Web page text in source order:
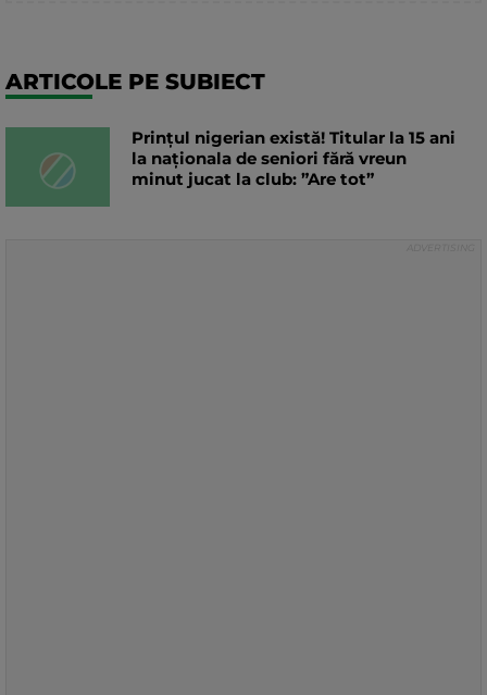
ARTICOLE PE SUBIECT
Prințul nigerian există! Titular la 15 ani
la naționala de seniori fără vreun
minut jucat la club: ”Are tot”